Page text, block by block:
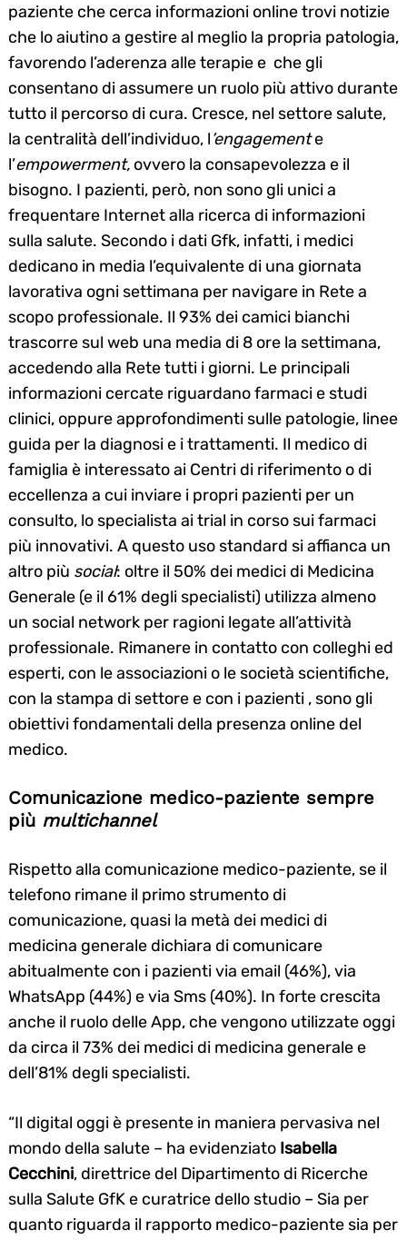
paziente che cerca informazioni online trovi notizie
che lo aiutino a gestire al meglio la propria patologia,
favorendo l’aderenza alle terapie e che gli
consentano di assumere un ruolo più attivo durante
tutto il percorso di cura. Cresce, nel settore salute,
la centralità dell’individuo, l’engagemente
l’empowerment, ovvero la consapevolezza e il
bisogno. I pazienti, però, non sono gli unici a
frequentare Internet alla ricerca di informazioni
sulla salute. Secondo i dati Gfk, infatti, i medici
dedicano in media l’equivalente di una giornata
lavorativa ogni settimana per navigare in Rete a
scopo professionale. Il 93% dei camici bianchi
trascorre sul web una media di 8 ore la settimana,
accedendo alla Rete tutti i giorni. Le principali
informazioni cercate riguardano farmaci e studi
clinici, oppure approfondimenti sulle patologie, linee
guida per la diagnosi e i trattamenti. Il medico di
famiglia è interessato ai Centri di riferimento o di
eccellenza a cui inviare i propri pazienti per un
consulto, lo specialista ai trial in corso sui farmaci
più innovativi. A questo uso standard si affianca un
altro più social: oltre il 50% dei medici di Medicina
Generale (e il 61% degli specialisti) utilizza almeno
un social network per ragioni legate all’attività
professionale. Rimanere in contatto con colleghi ed
esperti, con le associazioni o le società scientifiche,
con la stampa di settore e con i pazienti , sono gli
obiettivi fondamentali della presenza online del
medico.
Comunicazione medico-paziente sempre
più multichannel
Rispetto alla comunicazione medico-paziente, se il
telefono rimane il primo strumento di
comunicazione, quasi la metà dei medici di
medicina generale dichiara di comunicare
abitualmente con i pazienti via email (46%), via
WhatsApp (44%) e via Sms (40%). In forte crescita
anche il ruolo delle App, che vengono utilizzate oggi
da circa il 73% dei medici di medicina generale e
dell’81% degli specialisti.
“Il digital oggi è presente in maniera pervasiva nel
mondo della salute – ha evidenziato Isabella
Cecchini, direttrice del Dipartimento di Ricerche
sulla Salute GfK e curatrice dello studio – Sia per
quanto riguarda il rapporto medico-paziente sia per